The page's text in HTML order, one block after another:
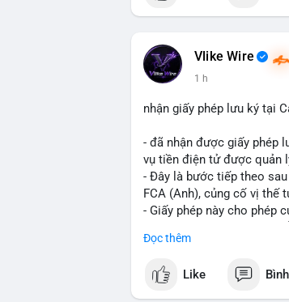
$btc $eth
#vlikevn
📰 Nguồn: CoinDesk
Vlike Wire
1 h
nhận giấy phép lưu ký tại
- đã nhận được giấy phép
vụ tiền điện tử được quản
- Đây là bước tiếp theo
FCA (Anh), củng cố vị thế
- Giấy phép này cho phép
- Động thái này phản ánh
#binancesquare
Đọc thêm
Like